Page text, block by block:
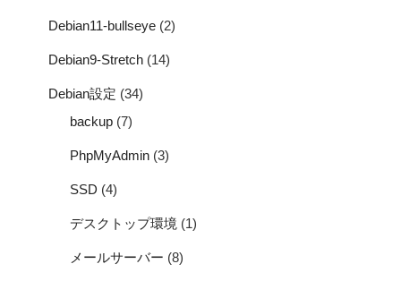
Debian11-bullseye (2)
Debian9-Stretch (14)
Debian設定 (34)
backup (7)
PhpMyAdmin (3)
SSD (4)
デスクトップ環境 (1)
メールサーバー (8)